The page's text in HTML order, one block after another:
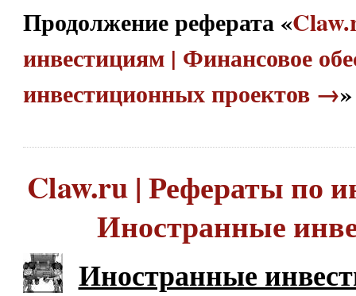
Продолжение реферата «
инвестициям | Финансовое
инвестиционных проектов →»
Claw.ru | Рефераты по
Иностранные
Иностранные